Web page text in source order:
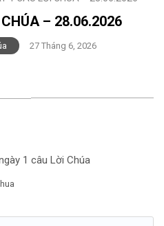
– 28.06.2026
27 Tháng 6, 2026
1 câu Lời Chúa